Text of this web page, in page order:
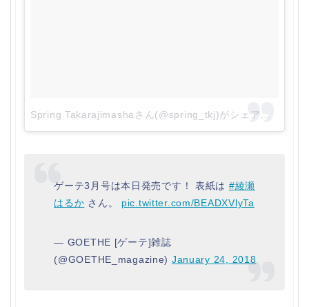
ゲーテ3月号は本日発売です！ 表紙は #綾瀬
はるか さん。 pic.twitter.com/BEADXVlyTa
— GOETHE [ゲーテ]雑誌
(@GOETHE_magazine) January 24, 2018